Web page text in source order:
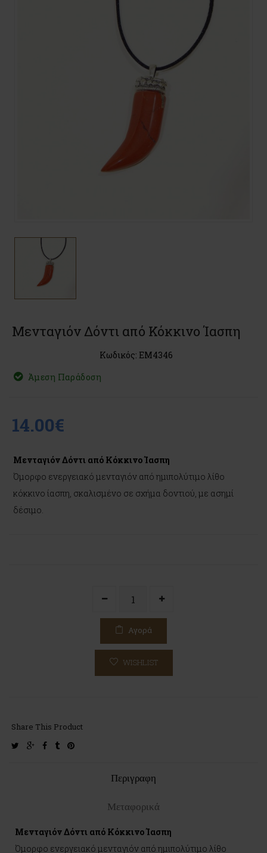
Μενταγιόν Δόντι από Κόκκινο Ίασπη
Κωδικός: EM4346
Άμεση Παράδοση
14.00€
Μενταγιόν Δόντι από Κόκκινο Ίασπη
Όμορφο ενεργειακό μενταγιόν από ημιπολύτιμο λίθο
κόκκινο ίασπη, σκαλισμένο σε σχήμα δοντιού, με ασημί
δέσιμο.
Αγορά
WISHLIST
Share This Product
twittergoogle-facebook
tumblrpinterest
Περιγραφη
Μεταφορικά
Μενταγιόν Δόντι από Κόκκινο Ίασπη
Όμορφο ενεργειακό μενταγιόν από ημιπολύτιμο λίθο